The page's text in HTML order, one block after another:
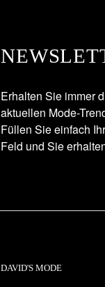
Erhalten Sie immer
aktuellen Mode-
Füllen Sie einfach
Feld und Sie
DAVID'S MODE